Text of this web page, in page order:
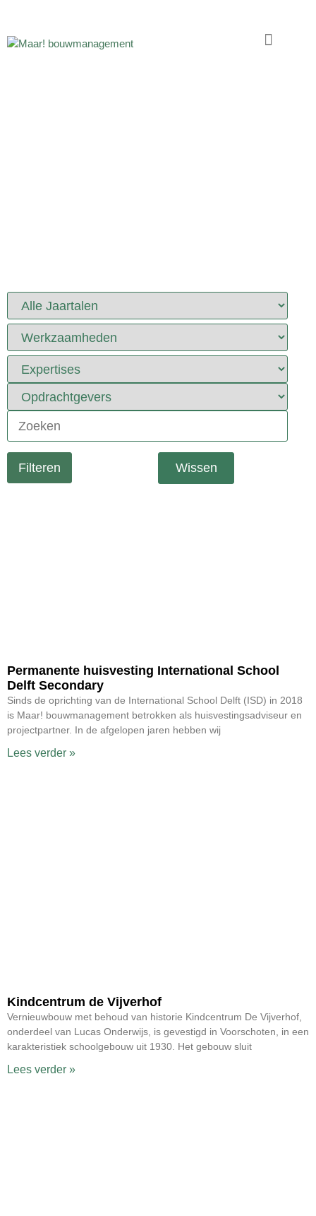
Wissen
Permanente huisvesting International School
Delft Secondary
Sinds de oprichting van de International School Delft (ISD) in 2018
is Maar! bouwmanagement betrokken als huisvestingsadviseur en
projectpartner. In de afgelopen jaren hebben wij
Lees verder »
Kindcentrum de Vijverhof
Vernieuwbouw met behoud van historie Kindcentrum De Vijverhof,
onderdeel van Lucas Onderwijs, is gevestigd in Voorschoten, in een
karakteristiek schoolgebouw uit 1930. Het gebouw sluit
Lees verder »